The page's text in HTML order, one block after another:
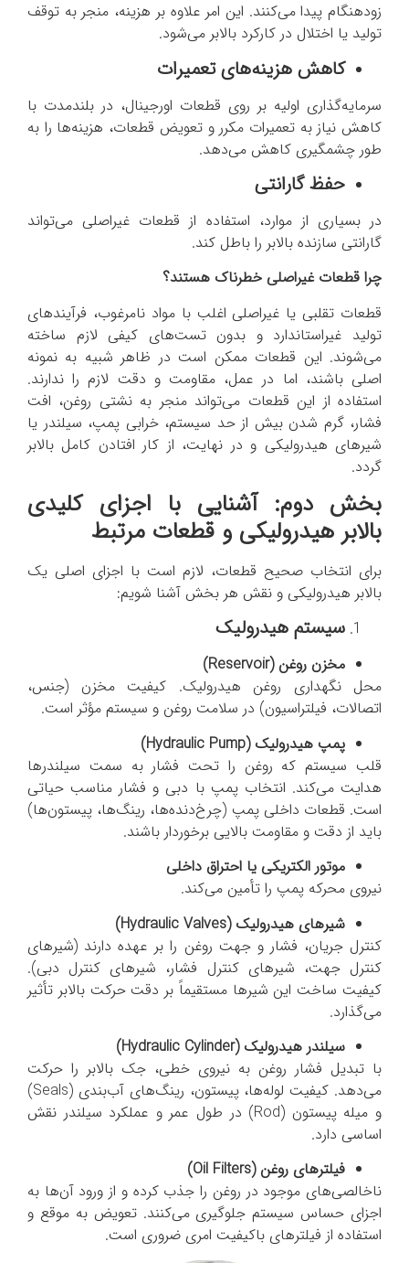
زودهنگام پیدا می‌کنند. این امر علاوه بر هزینه، منجر به توقف
تولید یا اختلال در کارکرد بالابر می‌شود.
کاهش هزینه‌های تعمیرات
سرمایه‌گذاری اولیه بر روی قطعات اورجینال، در بلندمدت با
کاهش نیاز به تعمیرات مکرر و تعویض قطعات، هزینه‌ها را به
طور چشمگیری کاهش می‌دهد.
حفظ گارانتی
در بسیاری از موارد، استفاده از قطعات غیراصلی می‌تواند
گارانتی سازنده بالابر را باطل کند.
چرا قطعات غیراصلی خطرناک هستند؟
قطعات تقلبی یا غیراصلی اغلب با مواد نامرغوب، فرآیندهای
تولید غیراستاندارد و بدون تست‌های کیفی لازم ساخته
می‌شوند. این قطعات ممکن است در ظاهر شبیه به نمونه
اصلی باشند، اما در عمل، مقاومت و دقت لازم را ندارند.
استفاده از این قطعات می‌تواند منجر به نشتی روغن، افت
فشار، گرم شدن بیش از حد سیستم، خرابی پمپ، سیلندر یا
شیرهای هیدرولیکی و در نهایت، از کار افتادن کامل بالابر
گردد.
بخش دوم: آشنایی با اجزای کلیدی
بالابر هیدرولیکی و قطعات مرتبط
برای انتخاب صحیح قطعات، لازم است با اجزای اصلی یک
بالابر هیدرولیکی و نقش هر بخش آشنا شویم:
سیستم هیدرولیک
مخزن روغن (Reservoir
)
محل نگهداری روغن هیدرولیک. کیفیت مخزن (جنس،
اتصالات، فیلتراسیون) در سلامت روغن و سیستم مؤثر است.
پمپ هیدرولیک (Hydraulic Pump
)
قلب سیستم که روغن را تحت فشار به سمت سیلندرها
هدایت می‌کند. انتخاب پمپ با دبی و فشار مناسب حیاتی
است. قطعات داخلی پمپ (چرخ‌دنده‌ها، رینگ‌ها، پیستون‌ها)
باید از دقت و مقاومت بالایی برخوردار باشند.
موتور الکتریکی یا احتراق داخلی
نیروی محرکه پمپ را تأمین می‌کند.
شیرهای هیدرولیک (Hydraulic Valves
)
کنترل جریان، فشار و جهت روغن را بر عهده دارند (شیرهای
کنترل جهت، شیرهای کنترل فشار، شیرهای کنترل دبی).
کیفیت ساخت این شیرها مستقیماً بر دقت حرکت بالابر تأثیر
می‌گذارد.
سیلندر هیدرولیک (Hydraulic Cylinder
)
با تبدیل فشار روغن به نیروی خطی، جک بالابر را حرکت
می‌دهد. کیفیت لوله‌ها، پیستون، رینگ‌های آب‌بندی (Seals)
و میله پیستون (Rod) در طول عمر و عملکرد سیلندر نقش
اساسی دارد.
فیلترهای روغن (Oil Filters
)
ناخالصی‌های موجود در روغن را جذب کرده و از ورود آن‌ها به
اجزای حساس سیستم جلوگیری می‌کنند. تعویض به موقع و
استفاده از فیلترهای باکیفیت امری ضروری است.